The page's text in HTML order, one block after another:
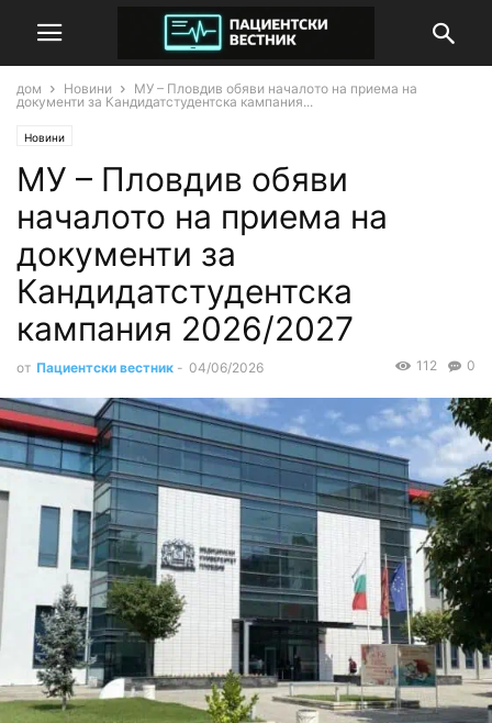
дом Новини
МУ – Пловдив обяви началото на приема на
документи за Кандидатстудентска кампания...
Новини
МУ – Пловдив обяви
началото на приема на
документи за
Кандидатстудентска
кампания 2026/2027
от Пациентски вестник - 04/06/2026 0
112